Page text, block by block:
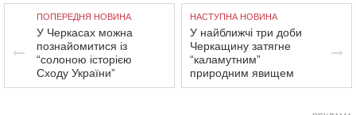
ПОПЕРЕДНЯ НОВИНА
У Черкасах можна
познайомитися із
“солоною історією
Сходу України”
НАСТУПНА НОВИНА
У найближчі три доби
Черкащину затягне
“каламутним”
природним явищем